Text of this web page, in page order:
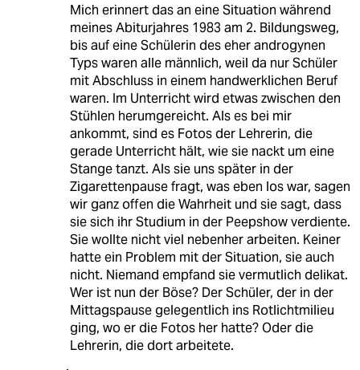
Mich erinnert das an eine Situation während
meines Abiturjahres 1983 am 2. Bildungsweg,
bis auf eine Schülerin des eher androgynen
Typs waren alle männlich, weil da nur Schüler
mit Abschluss in einem handwerklichen Beruf
waren. Im Unterricht wird etwas zwischen den
Stühlen herumgereicht. Als es bei mir
ankommt, sind es Fotos der Lehrerin, die
gerade Unterricht hält, wie sie nackt um eine
Stange tanzt. Als sie uns später in der
Zigarettenpause fragt, was eben los war, sagen
wir ganz offen die Wahrheit und sie sagt, dass
sie sich ihr Studium in der Peepshow verdiente.
Sie wollte nicht viel nebenher arbeiten. Keiner
hatte ein Problem mit der Situation, sie auch
nicht. Niemand empfand sie vermutlich delikat.
Wer ist nun der Böse? Der Schüler, der in der
Mittagspause gelegentlich ins Rotlichtmilieu
ging, wo er die Fotos her hatte? Oder die
Lehrerin, die dort arbeitete.